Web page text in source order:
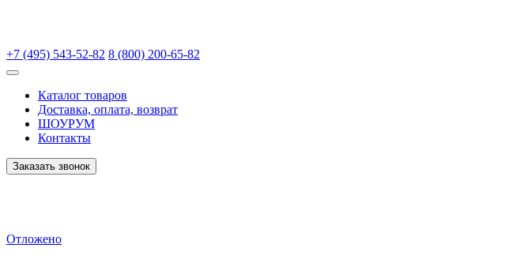
+7 (495) 543-52-82 8 (800) 200-65-82
Каталог товаров
Доставка, оплата, возврат
ШОУРУМ
Контакты
Заказать звонок
Отложено